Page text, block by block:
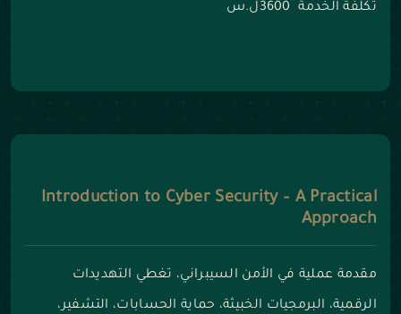
تكلفة الخدمة 3600ل.س
Introduction to Cyber Security – A Practical
Approach
مقدمة عملية في الأمن السيبراني، تغطي التهديدات
الرقمية، البرمجيات الخبيثة، حماية الحسابات، التشفير،